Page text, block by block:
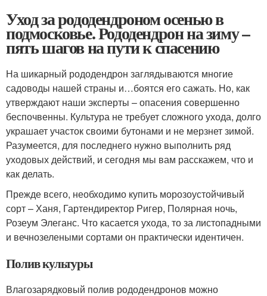
Уход за рододендроном осенью в
подмосковье. Рододендрон на зиму –
пять шагов на пути к спасению
На шикарный рододендрон заглядываются многие
садоводы нашей страны и…боятся его сажать. Но, как
утверждают наши эксперты – опасения совершенно
беспочвенны. Культура не требует сложного ухода, долго
украшает участок своими бутонами и не мерзнет зимой.
Разумеется, для последнего нужно выполнить ряд
уходовых действий, и сегодня мы вам расскажем, что и
как делать.
Прежде всего, необходимо купить морозоустойчивый
сорт – Ханя, Гартендиректор Ригер, Полярная ночь,
Розеум Элеганс. Что касается ухода, то за листопадными
и вечнозелеными сортами он практически идентичен.
Полив культуры
Влагозарядковый полив рододендронов можно